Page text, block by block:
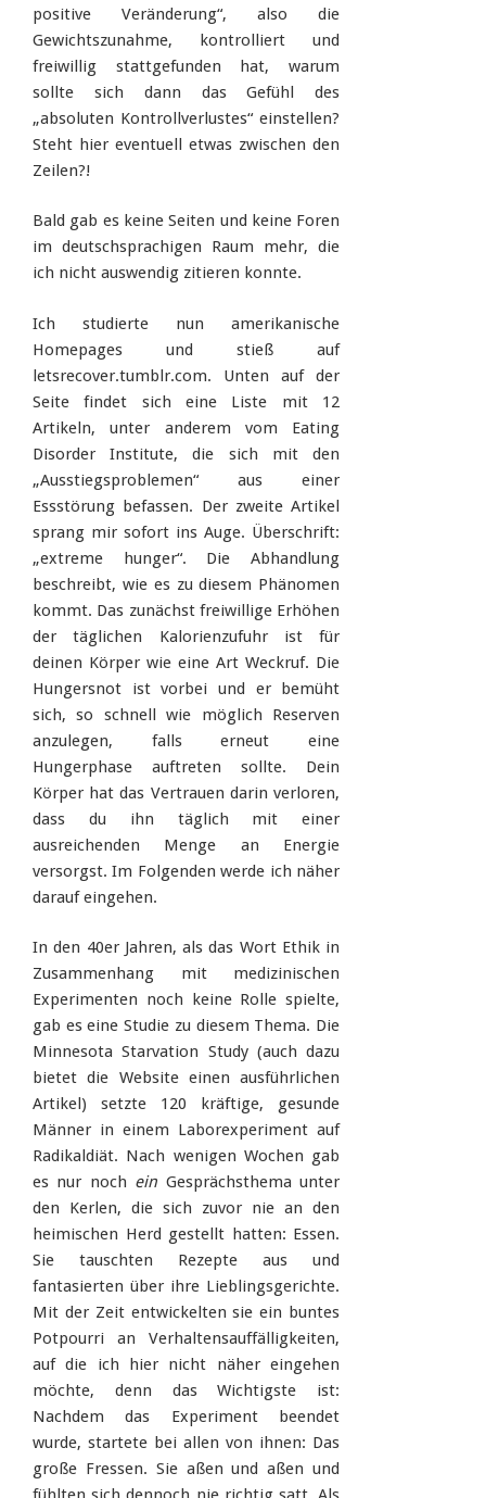
positive Veränderung“, also die
Gewichtszunahme, kontrolliert und
freiwillig stattgefunden hat, warum
sollte sich dann das Gefühl des
„absoluten Kontrollverlustes“ einstellen?
Steht hier eventuell etwas zwischen den
Zeilen?!
Bald gab es keine Seiten und keine Foren
im deutschsprachigen Raum mehr, die
ich nicht auswendig zitieren konnte.
Ich studierte nun amerikanische
Homepages und stieß auf
letsrecover.tumblr.com. Unten auf der
Seite findet sich eine Liste mit 12
Artikeln, unter anderem vom Eating
Disorder Institute, die sich mit den
„Ausstiegsproblemen“ aus einer
Essstörung befassen. Der zweite Artikel
sprang mir sofort ins Auge. Überschrift:
„extreme hunger“. Die Abhandlung
beschreibt, wie es zu diesem Phänomen
kommt. Das zunächst freiwillige Erhöhen
der täglichen Kalorienzufuhr ist für
deinen Körper wie eine Art Weckruf. Die
Hungersnot ist vorbei und er bemüht
sich, so schnell wie möglich Reserven
anzulegen, falls erneut eine
Hungerphase auftreten sollte. Dein
Körper hat das Vertrauen darin verloren,
dass du ihn täglich mit einer
ausreichenden Menge an Energie
versorgst. Im Folgenden werde ich näher
darauf eingehen.
In den 40er Jahren, als das Wort Ethik in
Zusammenhang mit medizinischen
Experimenten noch keine Rolle spielte,
gab es eine Studie zu diesem Thema. Die
Minnesota Starvation Study (auch dazu
bietet die Website einen ausführlichen
Artikel) setzte 120 kräftige, gesunde
Männer in einem Laborexperiment auf
Radikaldiät. Nach wenigen Wochen gab
es nur noch ein Gesprächsthema unter
den Kerlen, die sich zuvor nie an den
heimischen Herd gestellt hatten: Essen.
Sie tauschten Rezepte aus und
fantasierten über ihre Lieblingsgerichte.
Mit der Zeit entwickelten sie ein buntes
Potpourri an Verhaltensauffälligkeiten,
auf die ich hier nicht näher eingehen
möchte, denn das Wichtigste ist:
Nachdem das Experiment beendet
wurde, startete bei allen von ihnen: Das
große Fressen. Sie aßen und aßen und